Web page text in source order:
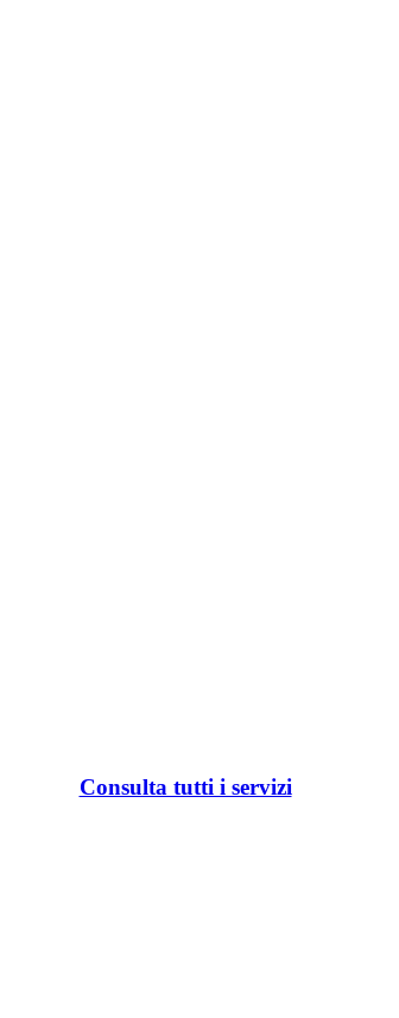
Consulta tutti i servizi